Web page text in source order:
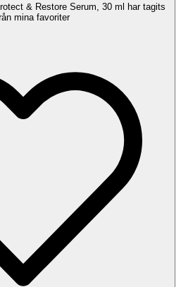
& Restore Serum, 30 ml har tagits
mina favoriter